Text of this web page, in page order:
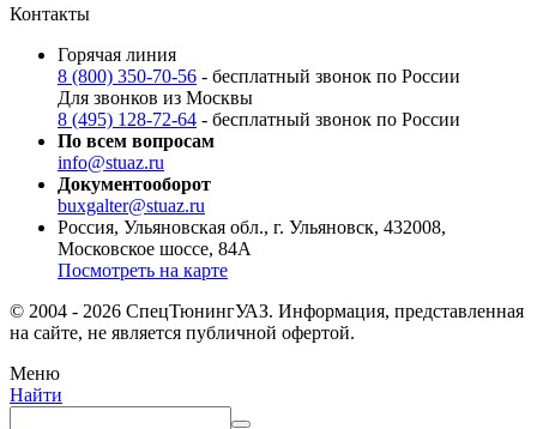
Контакты
Горячая линия
8 (800) 350-70-56 - бесплатный звонок по России
Для звонков из Москвы
8 (495) 128-72-64 - бесплатный звонок по России
По всем вопросам
info@stuaz.ru
Документооборот
buxgalter@stuaz.ru
Россия, Ульяновская обл., г. Ульяновск, 432008,
Московское шоссе, 84А
Посмотреть на карте
© 2004 - 2026 СпецТюнингУАЗ. Информация, представленная
на сайте, не является публичной офертой.
Меню
Найти